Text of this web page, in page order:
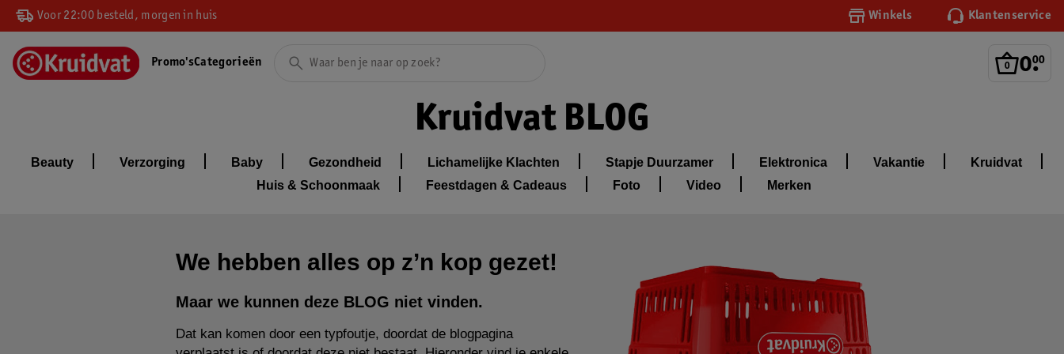
Voor 22:00 besteld, morgen in huis Winkels Klantenservice
0.
00
Promo'sCategorieën
Kruidvat BLOG
Beauty Verzorging Baby Gezondheid Lichamelijke Klachten Stapje Duurzamer Elektronica Vakantie
Kruidvat
Huis & Schoonmaak
Feestdagen & Cadeaus Foto Video Merken
We hebben alles op z’n kop gezet!
Maar we kunnen deze BLOG niet vinden.
Dat kan komen door een typfoutje, doordat de blogpagina